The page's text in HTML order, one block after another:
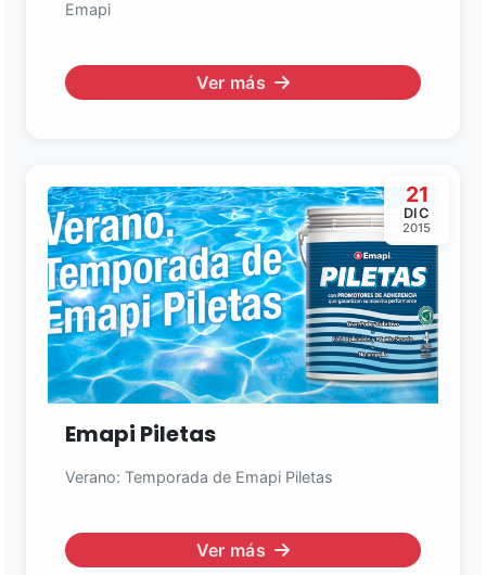
Emapi
Ver más
21
DIC
2015
Emapi Piletas
Verano: Temporada de Emapi Piletas
Ver más